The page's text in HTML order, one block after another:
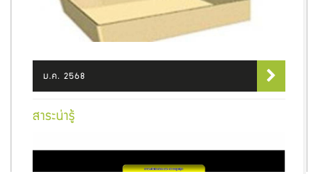
ม.ค. 2568
สาระน่ารู้